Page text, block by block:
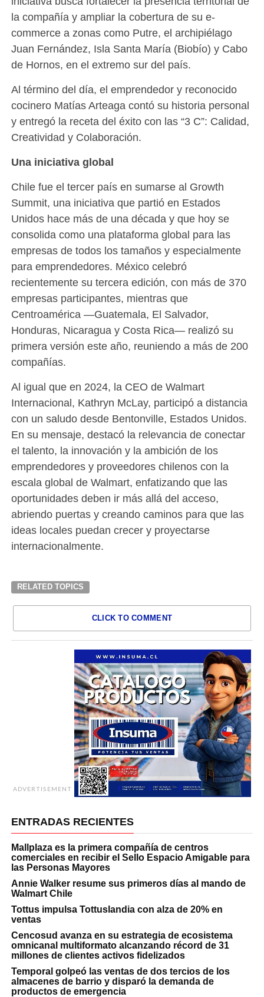
la compañía y ampliar la cobertura de su e-
commerce a zonas como Putre, el archipiélago
Juan Fernández, Isla Santa María (Biobío) y Cabo
de Hornos, en el extremo sur del país.
Al término del día, el emprendedor y reconocido
cocinero Matías Arteaga contó su historia personal
y entregó la receta del éxito con las “3 C”: Calidad,
Creatividad y Colaboración.
Una iniciativa global
Chile fue el tercer país en sumarse al Growth
Summit, una iniciativa que partió en Estados
Unidos hace más de una década y que hoy se
consolida como una plataforma global para las
empresas de todos los tamaños y especialmente
para emprendedores. México celebró
recientemente su tercera edición, con más de 370
empresas participantes, mientras que
Centroamérica —Guatemala, El Salvador,
Honduras, Nicaragua y Costa Rica— realizó su
primera versión este año, reuniendo a más de 200
compañías.
Al igual que en 2024, la CEO de Walmart
Internacional, Kathryn McLay, participó a distancia
con un saludo desde Bentonville, Estados Unidos.
En su mensaje, destacó la relevancia de conectar
el talento, la innovación y la ambición de los
emprendedores y proveedores chilenos con la
escala global de Walmart, enfatizando que las
oportunidades deben ir más allá del acceso,
abriendo puertas y creando caminos para que las
ideas locales puedan crecer y proyectarse
internacionalmente.
RELATED TOPICS
CLICK TO COMMENT
ADVERTISEMENT
ENTRADAS RECIENTES
Mallplaza es la primera compañía de centros
comerciales en recibir el Sello Espacio Amigable para
las Personas Mayores
Annie Walker resume sus primeros días al mando de
Walmart Chile
Tottus impulsa Tottuslandia con alza de 20% en
ventas
Cencosud avanza en su estrategia de ecosistema
omnicanal multiformato alcanzando récord de 31
millones de clientes activos fidelizados
Temporal golpeó las ventas de dos tercios de los
almacenes de barrio y disparó la demanda de
productos de emergencia